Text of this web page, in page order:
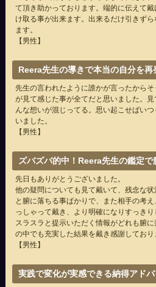
て頂き助かっております。端的に伝えて
け取る事が出来ます。出来るだけ引きず
ます。
【男性】
Reera先生の導きで本当の自分を再
先生の言われたように誰かが言ったから
が見て感じた事が全てだと思いました。
んな想いが混じってる。思い起こせばい
いました。
【男性】
ズバズバ的中！Reera先生の鑑定
先日もありがとうございました。
他の疑問についても見て戴いて、残念な
と腑に落ちる事ばかりで、また相手の考
っしゃって戴き、より明確になりすっきり
スラスラと提示いただく情報がどれも腑
の中でも充実した結果を戴き感謝しており
【男性】
実践で変化が実感できる納得アド